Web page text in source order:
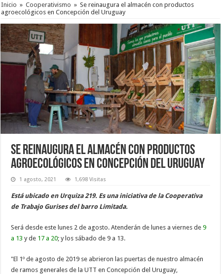
Inicio » Cooperativismo » Se reinaugura el almacén con productos
agroecológicos en Concepción del Uruguay
Se reinaugura el almacén con productos
agroecológicos en Concepción del Uruguay
1 agosto, 2021 1,698 Visitas
Está ubicado en Urquiza 219. Es una iniciativa de la Cooperativa
de Trabajo Gurises del barro Limitada.
Será desde este lunes 2 de agosto. Atenderán de lunes a viernes de9
a 13 y de 17 a 20; y los sábado de 9 a 13.
"El 1º de agosto de 2019 se abrieron las puertas de nuestro almacén
de ramos generales de la UTT en Concepción del Uruguay,